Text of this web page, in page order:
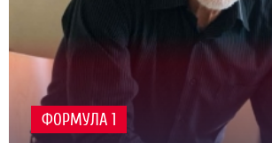
ФОРМУЛА 1